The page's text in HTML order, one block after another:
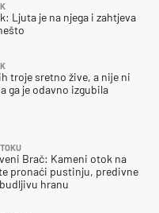
Ljuta je na njega i zahtjeva
troje sretno žive, a nije ni
ga je odavno izgubila
Brač: Kameni otok na
pronaći pustinju, predivne
hranu